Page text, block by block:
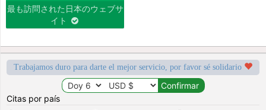
最も訪問された日本のウェブサ
イト
Trabajamos duro para darte el mejor servicio, por favor sé solidario
Citas por país